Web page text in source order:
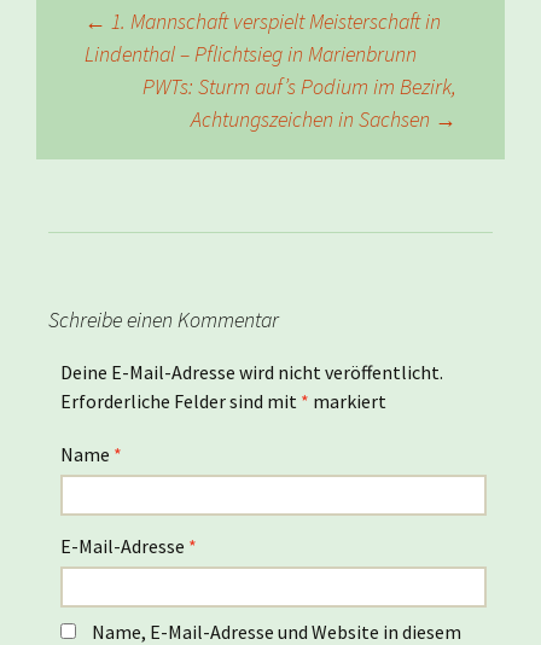
Beitragsnavigation
← 1. Mannschaft verspielt Meisterschaft in
Lindenthal – Pflichtsieg in Marienbrunn
PWTs: Sturm auf’s Podium im Bezirk,
Achtungszeichen in Sachsen →
Schreibe einen Kommentar
Deine E-Mail-Adresse wird nicht veröffentlicht.
Erforderliche Felder sind mit * markiert
Name *
E-Mail-Adresse *
Name, E-Mail-Adresse und Website in diesem